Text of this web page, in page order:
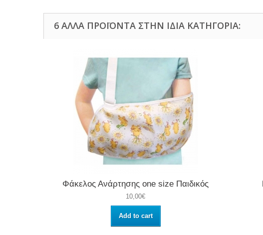
6 ΆΛΛΑ ΠΡΟΪΌΝΤΑ ΣΤΗΝ ΊΔΙΑ ΚΑΤΗΓΟΡΊΑ:
Φάκελος Ανάρτησης one size Παιδικός
10,00€
Add to cart